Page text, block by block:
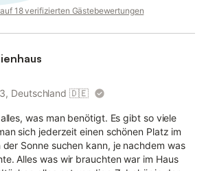
18 verifizierten Gästebewertungen
Deutschland 🇩🇪
was man benötigt. Es gibt so viele
sich jederzeit einen schönen Platz im
Sonne suchen kann, je nachdem was
Alles was wir brauchten war im Haus